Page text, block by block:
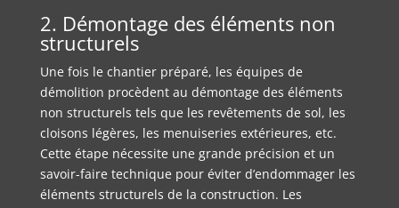
2. Démontage des éléments non
structurels
Une fois le chantier préparé, les équipes de
démolition procèdent au démontage des éléments
non structurels tels que les revêtements de sol, les
cloisons légères, les menuiseries extérieures, etc.
Cette étape nécessite une grande précision et un
savoir-faire technique pour éviter d’endommager les
éléments structurels de la construction. Les